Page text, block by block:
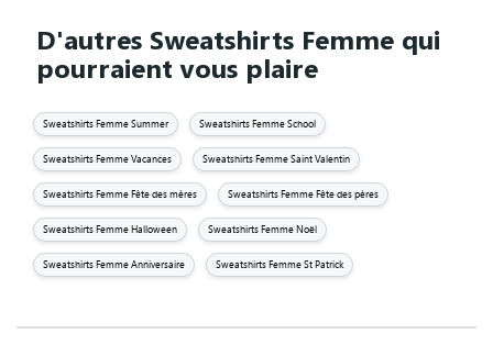
D'autres Sweatshirts Femme qui
pourraient vous plaire
Sweatshirts Femme Summer Sweatshirts Femme School
Sweatshirts Femme Vacances Sweatshirts Femme Saint Valentin
Sweatshirts Femme Fête des mères Sweatshirts Femme Fête des pères
Sweatshirts Femme Halloween Sweatshirts Femme Noël
Sweatshirts Femme Anniversaire Sweatshirts Femme St Patrick